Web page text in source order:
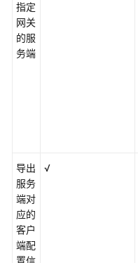
指定
网关
的服
务端
导出
服务
端对
应的
客户
端配
置信
√